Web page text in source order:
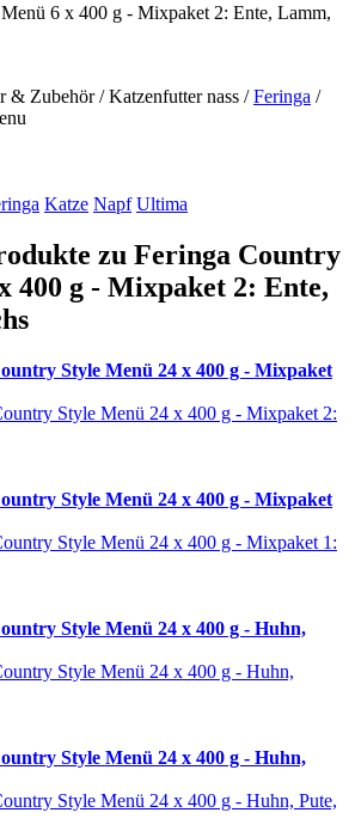
6 x 400 g - Mixpaket 2: Ente, Lamm,
& Zubehör / Katzenfutter nass /Feringa /
Katze Napf Ultima
zu Feringa Country
400 g - Mixpaket 2: Ente,
Style Menü 24 x 400 g - Mixpaket
Style Menü 24 x 400 g - Mixpaket
Style Menü 24 x 400 g - Huhn,
Style Menü 24 x 400 g - Huhn,